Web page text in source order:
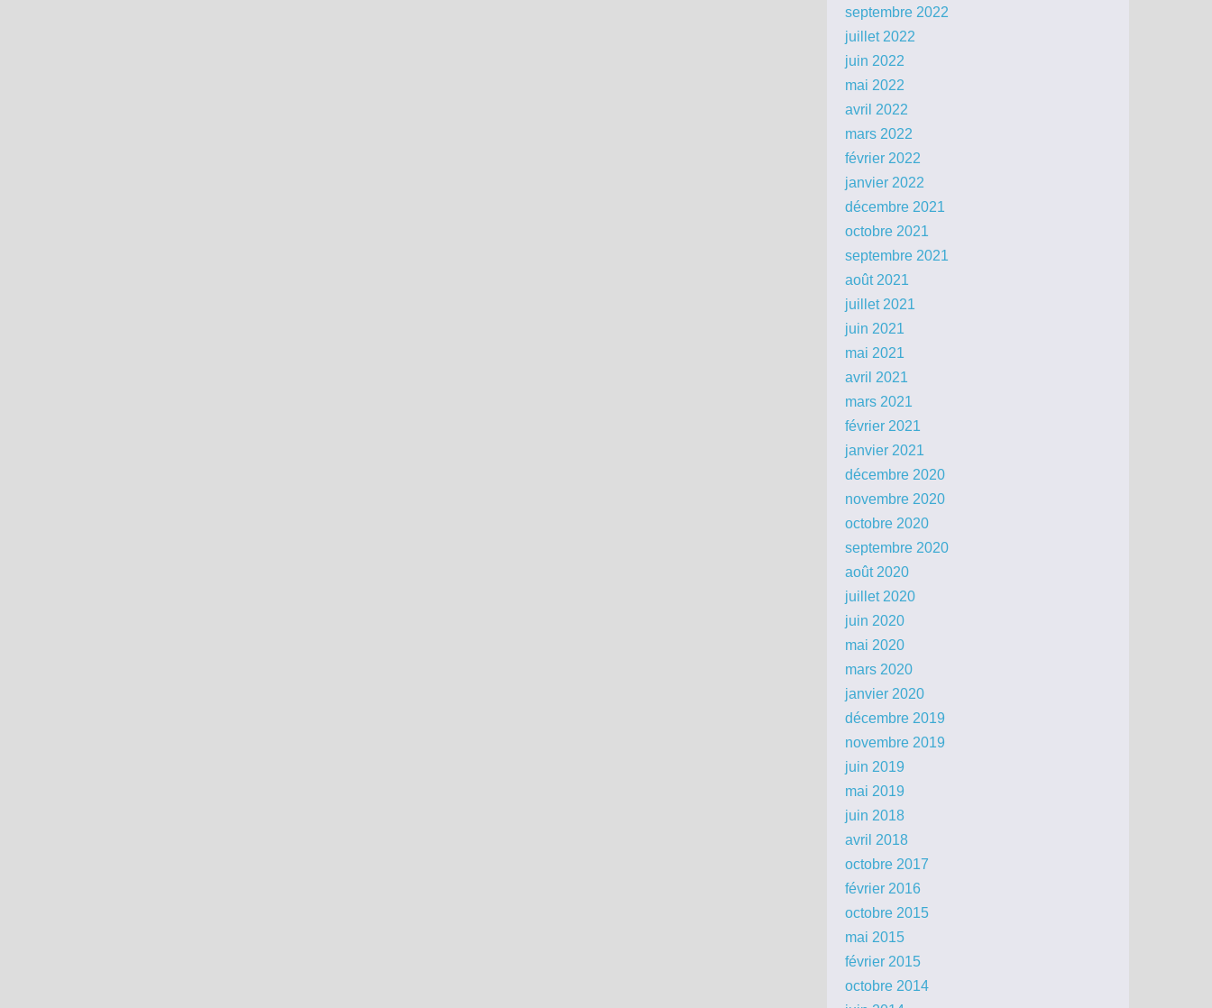
septembre 2022
juillet 2022
juin 2022
mai 2022
avril 2022
mars 2022
février 2022
janvier 2022
décembre 2021
octobre 2021
septembre 2021
août 2021
juillet 2021
juin 2021
mai 2021
avril 2021
mars 2021
février 2021
janvier 2021
décembre 2020
novembre 2020
octobre 2020
septembre 2020
août 2020
juillet 2020
juin 2020
mai 2020
mars 2020
janvier 2020
décembre 2019
novembre 2019
juin 2019
mai 2019
juin 2018
avril 2018
octobre 2017
février 2016
octobre 2015
mai 2015
février 2015
octobre 2014